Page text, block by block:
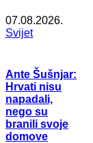
07.08.2026.
Svijet
Ante Šušnjar:
Hrvati nisu
napadali,
nego su
branili svoje
domove